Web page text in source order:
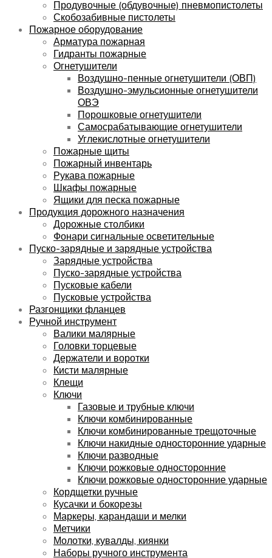
Продувочные (обдувочные) пневмопистолеты
Скобозабивные пистолеты
Пожарное оборудование
Арматура пожарная
Гидранты пожарные
Огнетушители
Воздушно-пенные огнетушители (ОВП)
Воздушно-эмульсионные огнетушители
ОВЭ
Порошковые огнетушители
Самосрабатывающие огнетушители
Углекислотные огнетушители
Пожарные щиты
Пожарный инвентарь
Рукава пожарные
Шкафы пожарные
Ящики для песка пожарные
Продукция дорожного назначения
Дорожные столбики
Фонари сигнальные осветительные
Пуско-зарядные и зарядные устройства
Зарядные устройства
Пуско-зарядные устройства
Пусковые кабели
Пусковые устройства
Разгонщики фланцев
Ручной инструмент
Валики малярные
Головки торцевые
Держатели и воротки
Кисти малярные
Клещи
Ключи
Газовые и трубные ключи
Ключи комбинированные
Ключи комбинированные трещоточные
Ключи накидные односторонние ударные
Ключи разводные
Ключи рожковые односторонние
Ключи рожковые односторонние ударные
Кордщетки ручные
Кусачки и бокорезы
Маркеры, карандаши и мелки
Метчики
Молотки, кувалды, киянки
Наборы ручного инструмента